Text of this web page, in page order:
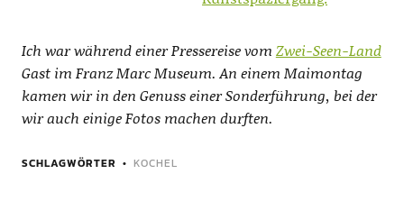
Ich war während einer Pressereise vom Zwei-Seen-Land
Gast im Franz Marc Museum. An einem Maimontag
kamen wir in den Genuss einer Sonderführung, bei der
wir auch einige Fotos machen durften.
SCHLAGWÖRTER KOCHEL